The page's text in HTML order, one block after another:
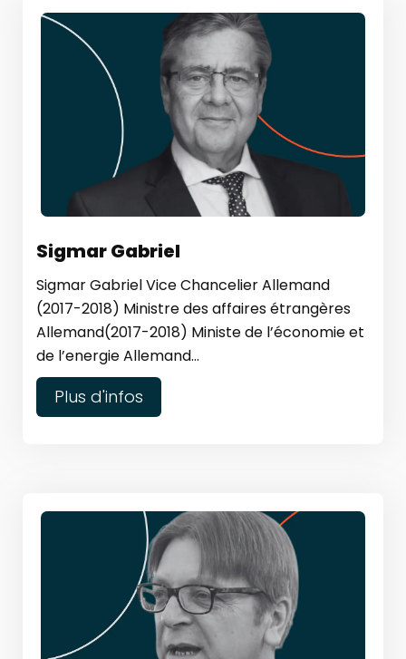
Sigmar Gabriel
Sigmar Gabriel Vice Chancelier Allemand
(2017-2018) Ministre des affaires étrangères
Allemand(2017-2018) Ministe de l’économie et
de l’energie Allemand...
Plus d'infos